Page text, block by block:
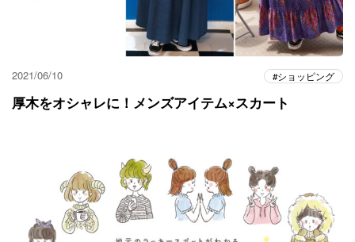
2021/06/10 ショッピング
厚木をオシャレに！メンズアイテム×スカート